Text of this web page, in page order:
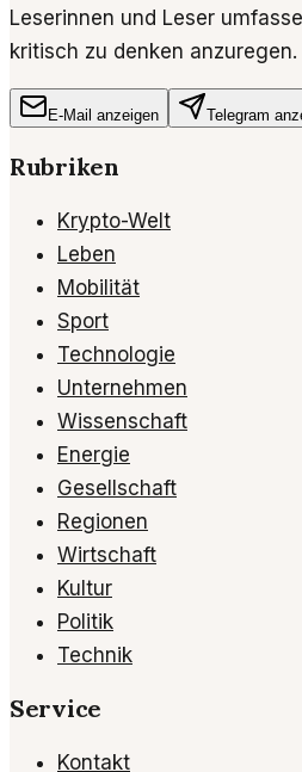
Leserinnen und Leser
kritisch zu denken anzuregen.
E-Mail anzeigen Telegram
Rubriken
Krypto-Welt
Leben
Mobilität
Sport
Technologie
Unternehmen
Wissenschaft
Energie
Gesellschaft
Regionen
Wirtschaft
Kultur
Politik
Technik
Service
Kontakt